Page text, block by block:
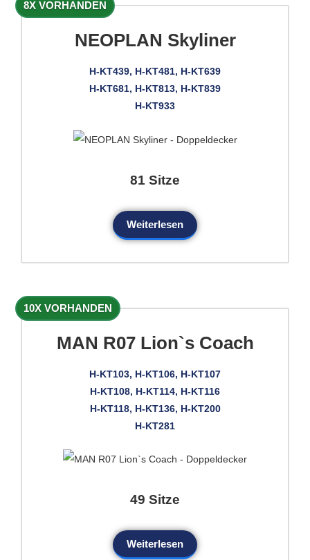
8X VORHANDEN
NEOPLAN Skyliner
H-KT439, H-KT481, H-KT639
H-KT681, H-KT813, H-KT839
H-KT933
81 Sitze
Weiterlesen
10X VORHANDEN
MAN R07 Lion`s Coach
H-KT103, H-KT106, H-KT107
H-KT108, H-KT114, H-KT116
H-KT118, H-KT136, H-KT200
H-KT281
49 Sitze
Weiterlesen